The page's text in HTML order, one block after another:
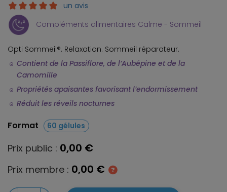
un avis
Compléments alimentaires Calme - Sommeil
Opti Sommeil®. Relaxation. Sommeil réparateur.
Contient de la Passiflore, de l’Aubépine et de la
Camomille
Propriétés apaisantes favorisant l’endormissement
Réduit les réveils nocturnes
Format 60 gélules
Prix public : 0,00 €
Prix membre : 0,00 €